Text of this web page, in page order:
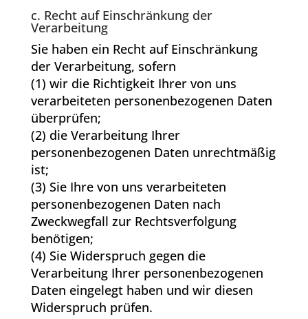
c. Recht auf Einschränkung der
Verarbeitung
Sie haben ein Recht auf Einschränkung
der Verarbeitung, sofern
(1) wir die Richtigkeit Ihrer von uns
verarbeiteten personenbezogenen Daten
überprüfen;
(2) die Verarbeitung Ihrer
personenbezogenen Daten unrechtmäßig
ist;
(3) Sie Ihre von uns verarbeiteten
personenbezogenen Daten nach
Zweckwegfall zur Rechtsverfolgung
benötigen;
(4) Sie Widerspruch gegen die
Verarbeitung Ihrer personenbezogenen
Daten eingelegt haben und wir diesen
Widerspruch prüfen.